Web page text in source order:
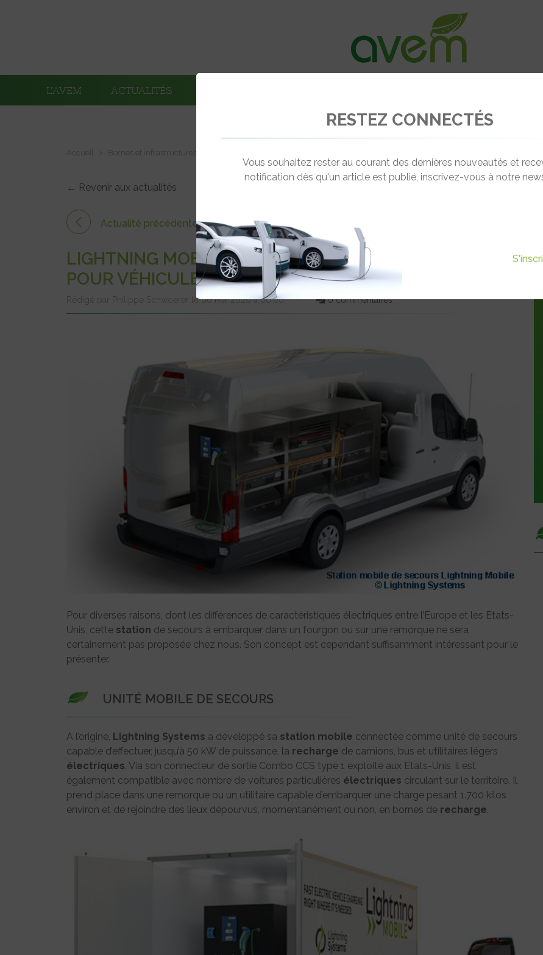
L’AVEM ACTUALITÉS
← Revenir aux actualités
Actualité précédente
LIGHTNING MOBILE, STATION DE RECHARGE DC 50 KW
POUR VÉHICULES LOURDS
Rédigé par Philippe Schwoerer le 06 Mai 2020 à 00:00 0 commentaires
Pour diverses raisons, dont les différences de caractéristiques électriques entre l’Europe et les Etats-
Unis, cette station de secours à embarquer dans un fourgon ou sur une remorque ne sera
certainement pas proposée chez nous. Son concept est cependant suffisamment intéressant pour le
présenter.
UNITÉ MOBILE DE SECOURS
A l’origine, Lightning Systems a développé sa station mobile connectée comme unité de secours
capable d’effectuer, jusqu’à 50 kW de puissance, la recharge de camions, bus et utilitaires légers
électriques. Via son connecteur de sortie Combo CCS type 1 exploité aux Etats-Unis, il est
également compatible avec nombre de voitures particulières électriques circulant sur le territoire. Il
prend place dans une remorque ou un utilitaire capable d’embarquer une charge pesant 1.700 kilos
environ et de rejoindre des lieux dépourvus, momentanément ou non, en bornes de recharge.
RESTEZ CONNECTÉS
Vous souhaitez rester au courant des dernières nouveautés et
notification dès qu'un article est publié, inscrivez-vous à notre